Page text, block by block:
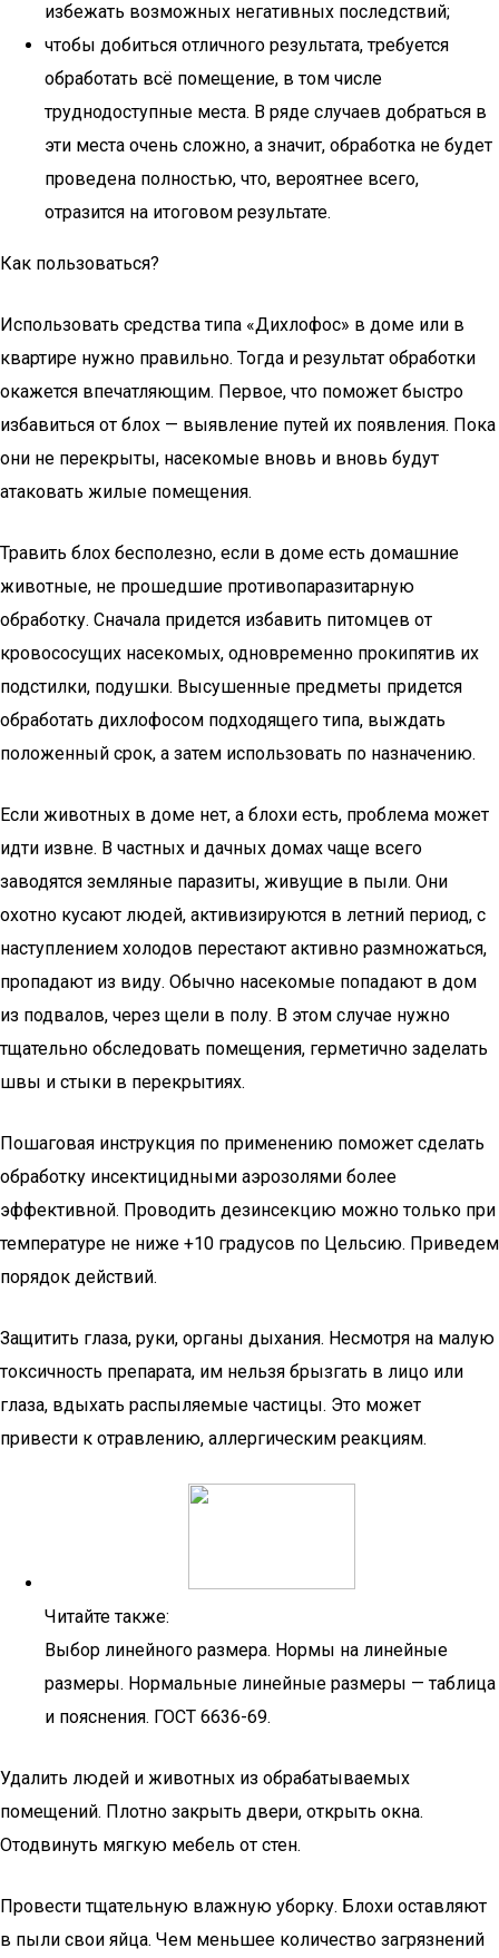
избежать возможных негативных последствий;
чтобы добиться отличного результата, требуется
обработать всё помещение, в том числе
труднодоступные места. В ряде случаев добраться в
эти места очень сложно, а значит, обработка не будет
проведена полностью, что, вероятнее всего,
отразится на итоговом результате.
Как пользоваться?
Использовать средства типа «Дихлофос» в доме или в
квартире нужно правильно. Тогда и результат обработки
окажется впечатляющим. Первое, что поможет быстро
избавиться от блох — выявление путей их появления. Пока
они не перекрыты, насекомые вновь и вновь будут
атаковать жилые помещения.
Травить блох бесполезно, если в доме есть домашние
животные, не прошедшие противопаразитарную
обработку. Сначала придется избавить питомцев от
кровососущих насекомых, одновременно прокипятив их
подстилки, подушки. Высушенные предметы придется
обработать дихлофосом подходящего типа, выждать
положенный срок, а затем использовать по назначению.
Если животных в доме нет, а блохи есть, проблема может
идти извне. В частных и дачных домах чаще всего
заводятся земляные паразиты, живущие в пыли. Они
охотно кусают людей, активизируются в летний период, с
наступлением холодов перестают активно размножаться,
пропадают из виду. Обычно насекомые попадают в дом
из подвалов, через щели в полу. В этом случае нужно
тщательно обследовать помещения, герметично заделать
швы и стыки в перекрытиях.
Пошаговая инструкция по применению поможет сделать
обработку инсектицидными аэрозолями более
эффективной. Проводить дезинсекцию можно только при
температуре не ниже +10 градусов по Цельсию. Приведем
порядок действий.
Защитить глаза, руки, органы дыхания. Несмотря на малую
токсичность препарата, им нельзя брызгать в лицо или
глаза, вдыхать распыляемые частицы. Это может
привести к отравлению, аллергическим реакциям.
Читайте также:
Выбор линейного размера. Нормы на линейные
размеры. Нормальные линейные размеры — таблица
и пояснения. ГОСТ 6636-69.
Удалить людей и животных из обрабатываемых
помещений. Плотно закрыть двери, открыть окна.
Отодвинуть мягкую мебель от стен.
Провести тщательную влажную уборку. Блохи оставляют
в пыли свои яйца. Чем меньшее количество загрязнений